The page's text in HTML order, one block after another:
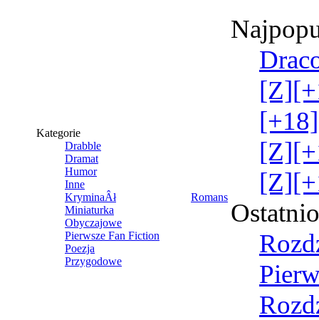
Kategorie
Drabble
Dramat
Humor
Inne
KryminaÂł
Miniaturka
Obyczajowe
Pierwsze Fan Fiction
Poezja
Przygodowe
Romans